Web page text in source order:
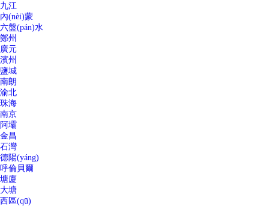
九江
內(nèi)蒙
六盤(pán)水
鄭州
廣元
濱州
鹽城
南朗
渝北
珠海
南京
阿壩
金昌
石灣
德陽(yáng)
呼倫貝爾
塘廈
大塘
西區(qū)